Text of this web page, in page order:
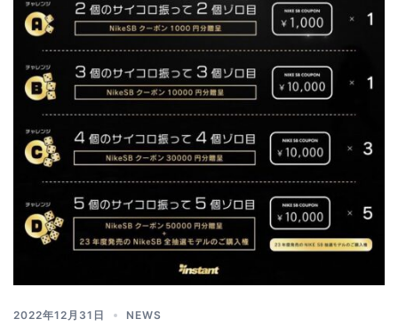
2022年12月31日 NEWS